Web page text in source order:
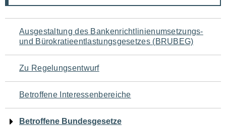
Navigation
für
den
Seiteninhalt
Ausgestaltung des Bankenrichtlinienumsetzungs-
und Bürokratieentlastungsgesetzes (BRUBEG)
Zu Regelungsentwurf
Betroffene Interessenbereiche
Betroffene Bundesgesetze